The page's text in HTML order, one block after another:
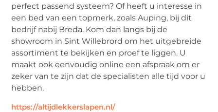
perfect passend systeem? Of heeft u interesse in
een bed van een topmerk, zoals Auping, bij dit
bedrijf nabij Breda. Kom dan langs bij de
showroom in Sint Willebrord om het uitgebreide
assortiment te bekijken en proef te liggen. U
maakt ook eenvoudig online een afspraak om er
zeker van te zijn dat de specialisten alle tijd voor u
hebben.
https://altijdlekkerslapen.nl/